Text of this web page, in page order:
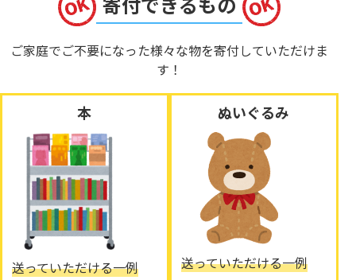
ご家庭でご不要になった様々な物を寄付していただけま
す！
本
送っていただける一例
ぬいぐるみ
送っていただける一例